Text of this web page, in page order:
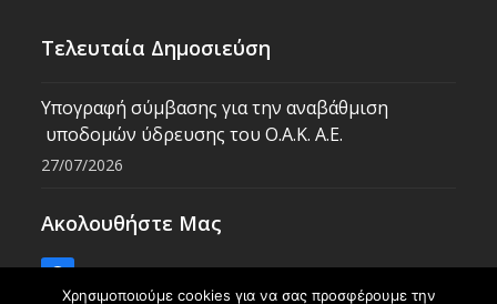
Τελευταία Δημοσιεύση
Υπογραφή σύμβασης για την αναβάθμιση
υποδομών ύδρευσης του Ο.Α.Κ. Α.Ε.
27/07/2026
Ακολουθήστε Μας
Χρησιμοποιούμε cookies για να σας προσφέρουμε την